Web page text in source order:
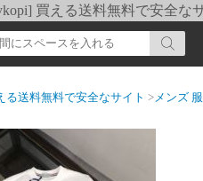
買える送料無料で安全な
送料無料で安全なサイト >メンズ 服